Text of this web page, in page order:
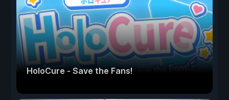
HoloCure - Save the Fans!